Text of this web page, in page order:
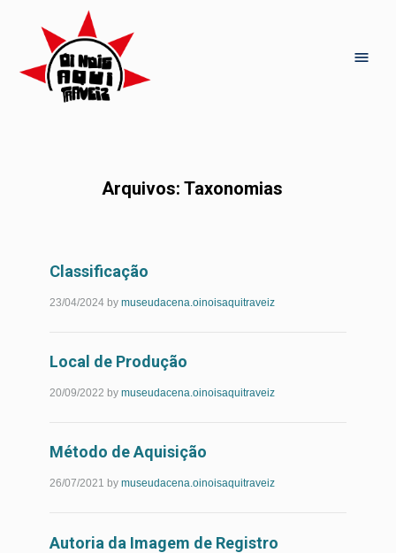
Arquivos: Taxonomias
Classificação
23/04/2024by museudacena.oinoisaquitraveizLeia
Local de Produção
20/09/2022 by museudacena.oinoisaquitraveizLeia
Método de Aquisição
26/07/2021 by museudacena.oinoisaquitraveizLeia
Autoria da Imagem de Registro